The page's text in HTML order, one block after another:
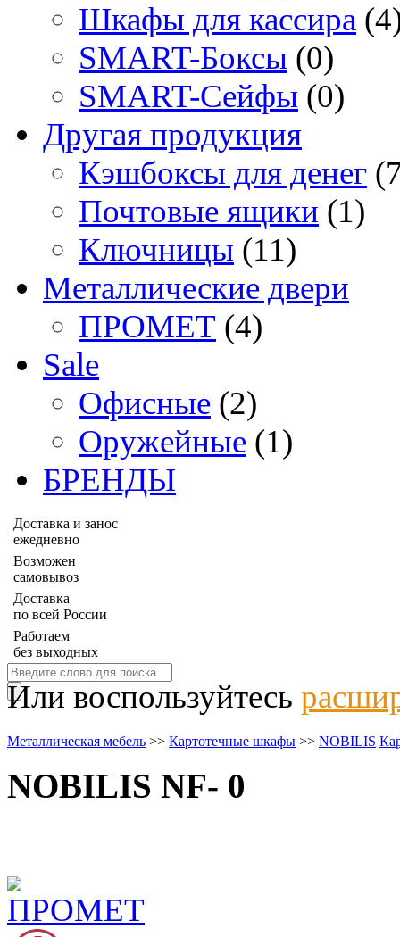
Шкафы для кассира
SMART-Боксы (0)
SMART-Сейфы (0)
Другая продукция
Кэшбоксы для денег
Почтовые ящики (1)
Ключницы (11)
Металлические двери
ПРОМЕТ (4)
Sale
Офисные (2)
Оружейные (1)
БРЕНДЫ
Доставка и занос
ежедневно
Возможен
самовывоз
Доставка
по всей России
Работаем
без выходных
Или воспользуйтесь
Металлическая мебель >> Картотечные шкафы >> NOBILIS
NOBILIS NF- 0